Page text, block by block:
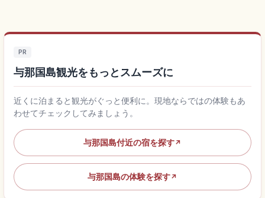
PR
与那国島観光をもっとスムーズに
近くに泊まると観光がぐっと便利に。現地ならではの体験もあ
わせてチェックしてみましょう。
与那国島付近の宿を探す↗
与那国島の体験を探す↗